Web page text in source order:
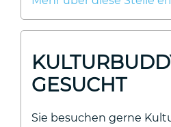
GESUCHT
Sie besuchen gerne